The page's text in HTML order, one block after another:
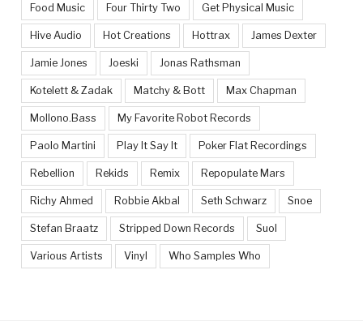
Food Music Four Thirty Two Get Physical Music
Hive Audio Hot Creations Hottrax James Dexter
Jamie Jones Joeski Jonas Rathsman
Kotelett & Zadak Matchy & Bott Max Chapman
Mollono.Bass My Favorite Robot Records
Paolo Martini Play It Say It Poker Flat Recordings
Rebellion Rekids Remix Repopulate Mars
Richy Ahmed Robbie Akbal Seth Schwarz Snoe
Stefan Braatz Stripped Down Records Suol
Various Artists Vinyl Who Samples Who